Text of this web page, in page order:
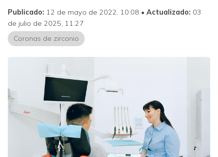
Publicado: 12 de mayo de 2022, 10:08 Actualizado: 03
de julio de 2025, 11:27
Coronas de zirconio